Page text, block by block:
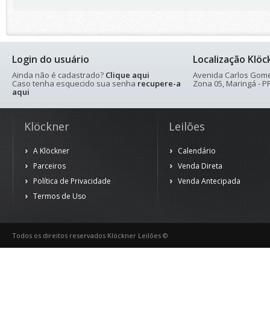
Login do usuário
Ainda não é cadastrado? Clique aqui
Caso tenha esquecido sua senha recupere-a
aqui
Localização
Avenida Carlos
Zona 05, Maringá -
Klöckner
A Klöckner
Parceiros
Política de Privacidade
Termos de Uso
Leilões
Calendário
Venda Direta
Venda Antecipada
Todos os direitos reservados Klöckner Leilões ©